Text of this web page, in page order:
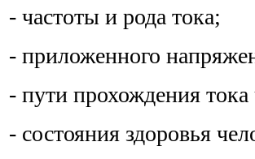
- частоты и рода тока;
- приложенного
- пути прохождения тока
- состояния здоровья